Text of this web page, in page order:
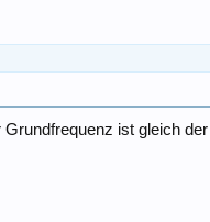
ist gleich